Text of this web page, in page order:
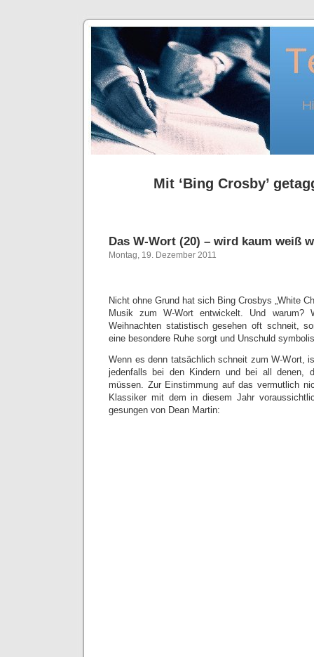
Mit ‘Bing Crosby’
Das W-Wort (20) – wird kaum weiß
Montag, 19. Dezember 2011
Nicht ohne Grund hat sich Bing Crosbys „White
Musik zum W-Wort entwickelt. Und warum?
Weihnachten statistisch gesehen oft schneit,
eine besondere Ruhe sorgt und Unschuld
Wenn es denn tatsächlich schneit zum W-Wort,
jedenfalls bei den Kindern und bei all denen,
müssen. Zur Einstimmung auf das vermutlich
Klassiker mit dem in diesem Jahr
gesungen von Dean Martin: